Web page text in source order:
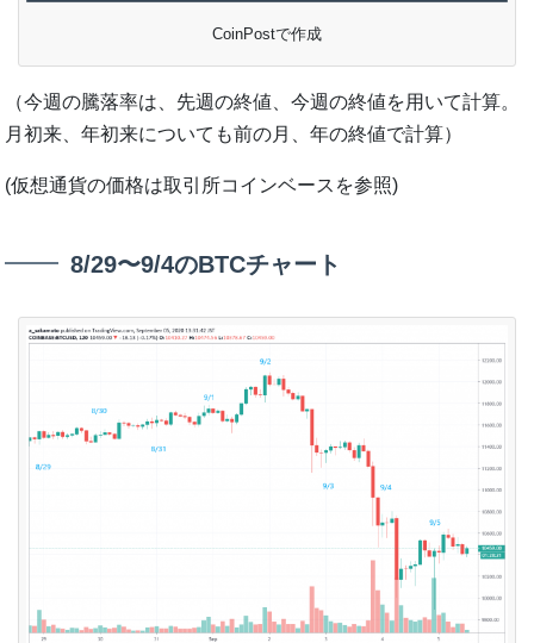
CoinPostで作成
（今週の騰落率は、先週の終値、今週の終値を用いて計算。
月初来、年初来についても前の月、年の終値で計算）
(仮想通貨の価格は取引所コインベースを参照)
8/29〜9/4のBTCチャート